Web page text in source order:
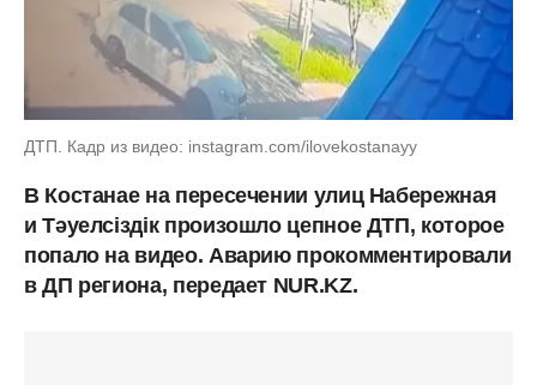
ДТП. Кадр из видео: instagram.com/ilovekostanayy
В Костанае на пересечении улиц Набережная
и Тәуелсіздік произошло цепное ДТП, которое
попало на видео. Аварию прокомментировали
в ДП региона, передает NUR.KZ.